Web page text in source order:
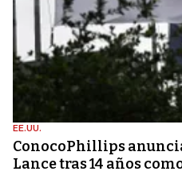
EE.UU.
ConocoPhillips
Lance tras 14 años